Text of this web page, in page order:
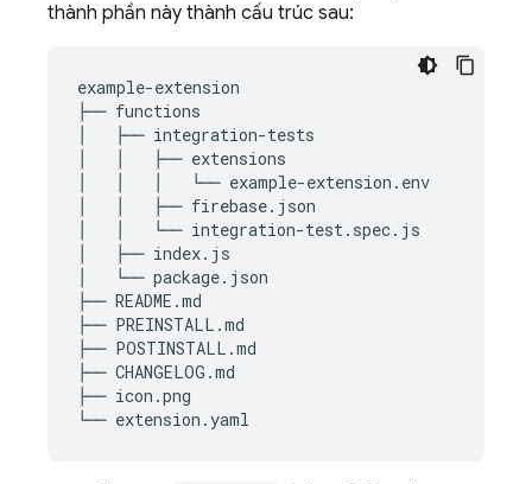
thành phần này thành cấu trúc sau:
example-extension
├── functions
│   ├── integration-tests
│   │   ├── extensions
│   │   │   └── example-extension.env
│   │   ├── firebase.json
│   │   └── integration-test.spec.js
│   ├── index.js
│   └── package.json
├── README.md
├── PREINSTALL.md
├── POSTINSTALL.md
├── CHANGELOG.md
├── icon.png